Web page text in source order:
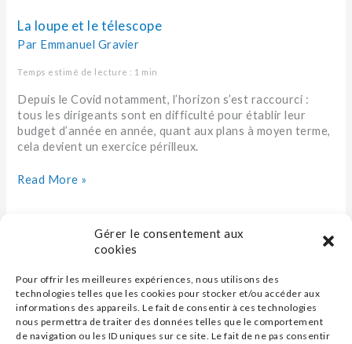
Gérer le consentement aux
cookies
Pour offrir les meilleures expériences, nous utilisons des
technologies telles que les cookies pour stocker et/ou accéder aux
informations des appareils. Le fait de consentir à ces technologies
nous permettra de traiter des données telles que le comportement
de navigation ou les ID uniques sur ce site. Le fait de ne pas consentir
La loupe et le télescope
Par Emmanuel Gravier
Temps estimé de lecture : 1 min
Depuis le Covid notamment, l’horizon s’est raccourci :
tous les dirigeants sont en difficulté pour établir leur
budget d’année en année, quant aux plans à moyen terme,
cela devient un exercice périlleux.
et
le
Read More »